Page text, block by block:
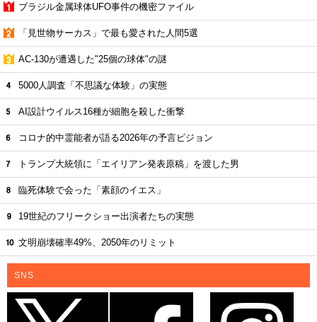
ブラジル金属球体UFO事件の機密ファイル
「見世物サーカス」で最も愛された人間5選
AC-130が遭遇した"25個の球体"の謎
5000人調査「不思議な体験」の実態
AI設計ウイルス16種が細胞を殺した衝撃
コロナ的中霊能者が語る2026年の予言ビジョン
トランプ大統領に「エイリアン発表原稿」を渡した男
臨死体験で会った「素顔のイエス」
19世紀のフリークショー出演者たちの実態
文明崩壊確率49%、2050年のリミット
SNS